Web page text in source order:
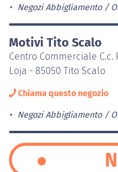
Negozi Abbigliamento
Motivi Tito Scalo
Centro Commerciale C.c.
Loja - 85050 Tito Scalo
Chiama questo negozio
Negozi Abbigliamento